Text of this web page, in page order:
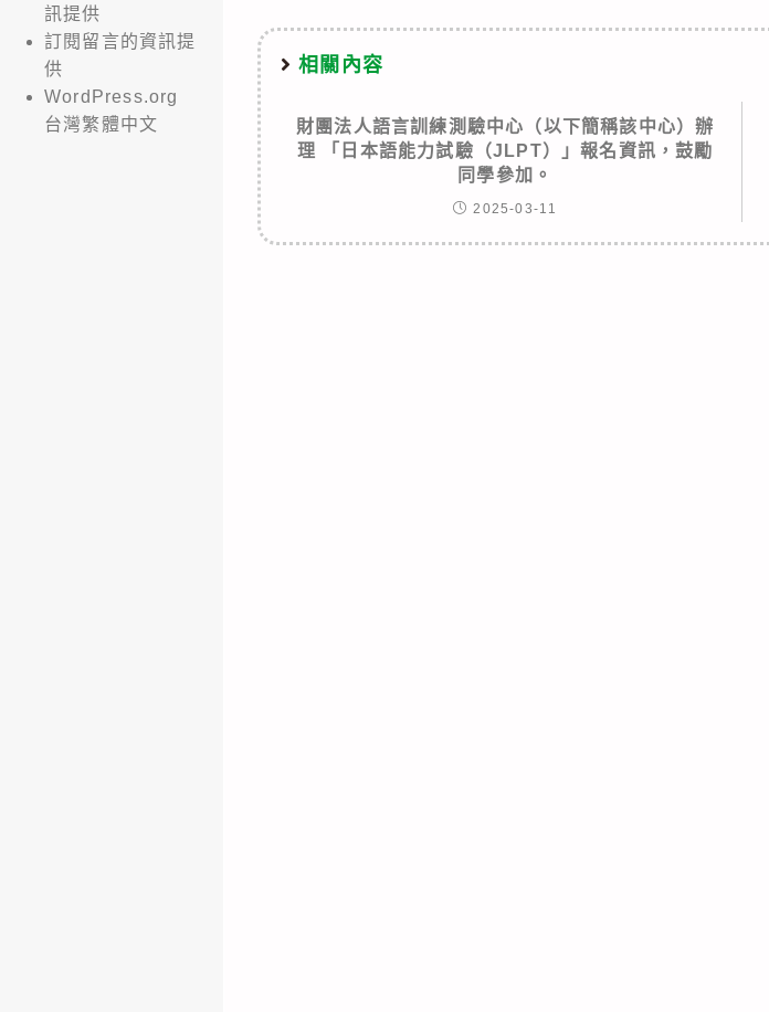
相關內容
財團法人語言訓練測驗中心（以下簡稱該中心）辦
理 「日本語能力試驗（JLPT）」報名資訊，鼓勵
同學參加。
2025-03-11
訊提供
訂閱留言的資訊提
供
WordPress.org
台灣繁體中文